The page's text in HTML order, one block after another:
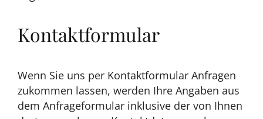
Kontaktformular
Wenn Sie uns per Kontaktformular Anfragen
zukommen lassen, werden Ihre Angaben aus
dem Anfrageformular inklusive der von Ihnen